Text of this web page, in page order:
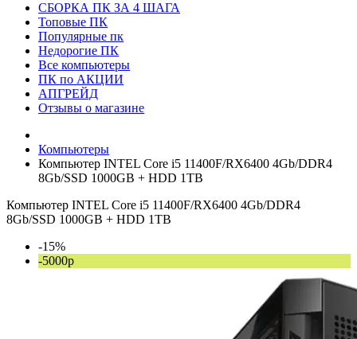
СБОРКА ПК ЗА 4 ШАГА
Топовые ПК
Популярные пк
Недорогие ПК
Все компьютеры
ПК по АКЦИИ
АПГРЕЙД
Отзывы о магазине
Компьютеры
Компьютер INTEL Core i5 11400F/RX6400 4Gb/DDR4
8Gb/SSD 1000GB + HDD 1TB
Компьютер INTEL Core i5 11400F/RX6400 4Gb/DDR4
8Gb/SSD 1000GB + HDD 1TB
-15%
-5000р